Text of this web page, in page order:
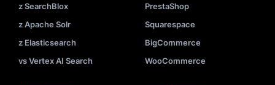
z SearchBlox
z Apache Solr
z Elasticsearch
vs Vertex AI Search
PrestaShop
Squarespace
BigCommerce
WooCommerce